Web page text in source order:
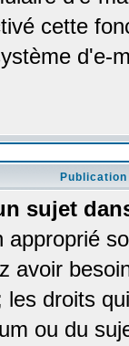
cette
d'e-
Publication
sujet
approprié
avoir
droits
ou du